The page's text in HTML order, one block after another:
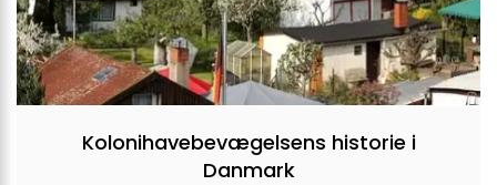
Kolonihavebevægelsens historie i
Danmark